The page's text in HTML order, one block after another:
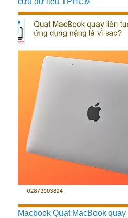
Macbook Quạt MacBook